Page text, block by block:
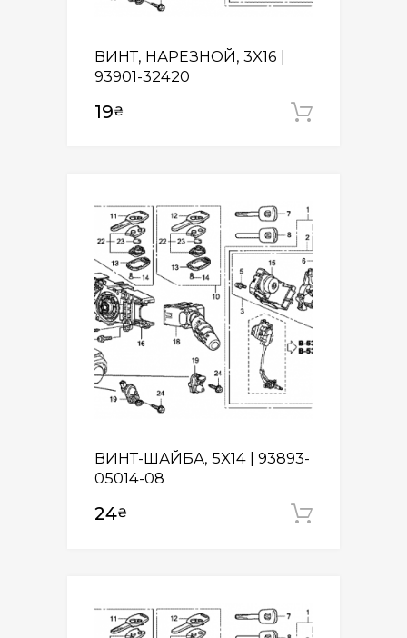
ВИНТ, НАРЕЗНОЙ, 3X16 |
93901-32420
19₴
ВИНТ-ШАЙБА, 5X14 | 93893-
05014-08
24₴